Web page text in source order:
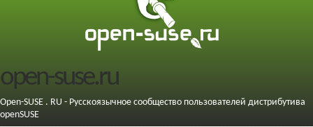
open-suse.ru
Open-SUSE . RU - Русскоязычное сообщество пользователей дистрибутива
openSUSE